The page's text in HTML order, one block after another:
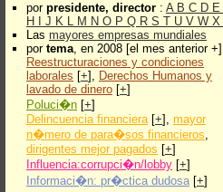
por presidente, director : A B C D E
H
J K L M N O P Q R S T U V W X
Las mayores empresas mundiales
por tema, en 2008 [el mes anterior
Reestructuraciones y condiciones
laborales [+], Derechos Humanos y
lavado de dinero [+]
Poluci�n [+]
Delincuencia financiera[+], mayor
n�mero de para�sos financieros,
dirigentes mejor pagados [+]
Influencia:corrupci�n/lobby [+]
Informaci�n: pr�ctica dudosa [+]